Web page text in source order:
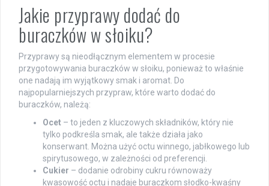
Jakie przyprawy dodać do
buraczków w słoiku?
Przyprawy są nieodłącznym elementem w procesie
przygotowywania buraczków w słoiku, ponieważ to właśnie
one nadają im wyjątkowy smak i aromat. Do
najpopularniejszych przypraw, które warto dodać do
buraczków, należą:
Ocet – to jeden z kluczowych składników, który nie
tylko podkreśla smak, ale także działa jako
konserwant. Można użyć octu winnego, jabłkowego lub
spirytusowego, w zależności od preferencji.
Cukier – dodanie odrobiny cukru równoważy
kwasowość octu i nadaje buraczkom słodko-kwaśny